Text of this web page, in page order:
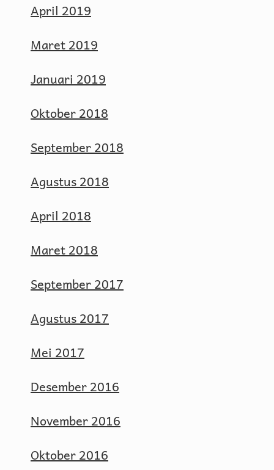
April 2019
Maret 2019
Januari 2019
Oktober 2018
September 2018
Agustus 2018
April 2018
Maret 2018
September 2017
Agustus 2017
Mei 2017
Desember 2016
November 2016
Oktober 2016